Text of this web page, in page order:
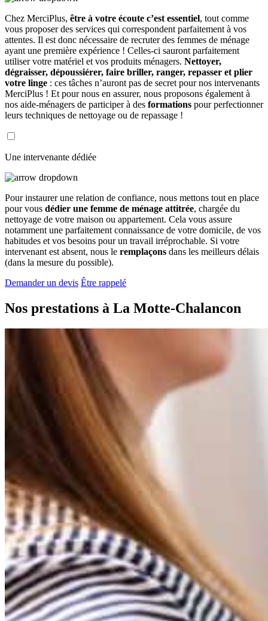
Chez MerciPlus, être à votre écoute c’est essentiel, tout comme
vous proposer des services qui correspondent parfaitement à vos
attentes. Il est donc nécessaire de recruter des femmes de ménage
ayant une première expérience ! Celles-ci sauront parfaitement
utiliser votre matériel et vos produits ménagers. Nettoyer,
dégraisser, dépoussiérer, faire briller, ranger, repasser et plier
votre linge : ces tâches n’auront pas de secret pour nos intervenants
MerciPlus ! Et pour nous en assurer, nous proposons également à
nos aide-ménagers de participer à des formations pour perfectionner
leurs techniques de nettoyage ou de repassage !
Une intervenante dédiée
Pour instaurer une relation de confiance, nous mettons tout en place
pour vous dédier une femme de ménage attitrée, chargée du
nettoyage de votre maison ou appartement. Cela vous assure
notamment une parfaitement connaissance de votre domicile, de vos
habitudes et vos besoins pour un travail irréprochable. Si votre
intervenant est absent, nous le remplaçons dans les meilleurs délais
(dans la mesure du possible).
Demander un devis Être rappelé
Nos prestations à La Motte-Chalancon